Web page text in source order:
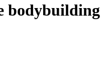
bodybuilding